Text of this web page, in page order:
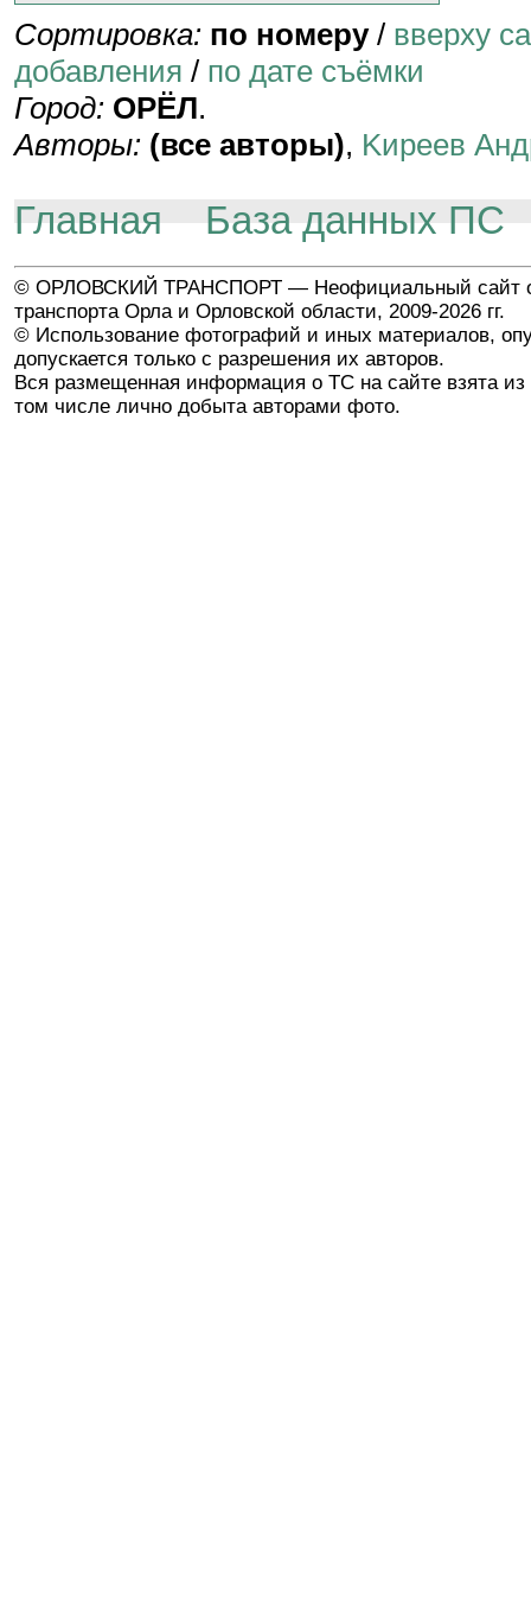
Сортировка: по номеру/ вверху
добавления / по дате съёмки
Город: ОРЁЛ.
Авторы: (все авторы), Kиpeeв
Главная База данных ПС
© ОРЛОВСКИЙ ТРАНСПОРТ — Неофициальный сайт
транспорта Орла и Орловской области, 2009-2026 гг.
© Использование фотографий и иных материалов,
допускается только с разрешения их авторов.
Вся размещенная информация о ТС на сайте взята из
том числе лично добыта авторами фото.